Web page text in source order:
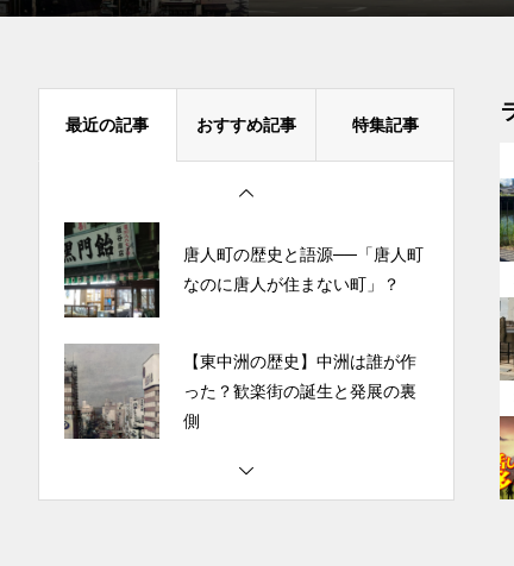
最近の記事 おすすめ記事 特集記事
唐人町の歴史と語源──「唐人町
なのに唐人が住まない町」？
【東中洲の歴史】中洲は誰が作
った？歓楽街の誕生と発展の裏
なぜ“博多市”は存在しないのか？
福岡と博多の市名論争の歴史